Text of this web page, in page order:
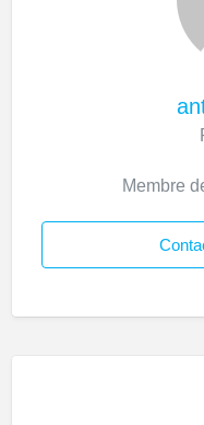
Membre